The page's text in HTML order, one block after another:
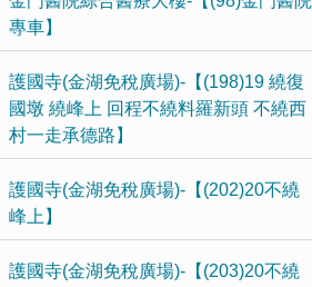
專車】
護國寺(金湖免稅廣場)-【(198)19 繞復
國墩 繞峰上 回程不繞料羅新頭 不繞西
村一走承德路】
護國寺(金湖免稅廣場)-【(202)20不繞
峰上】
護國寺(金湖免稅廣場)-【(203)20不繞